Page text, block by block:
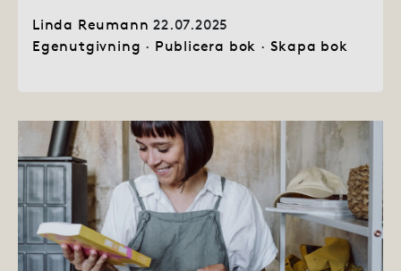
Linda Reumann 22.07.2025
Egenutgivning · Publicera bok · Skapa bok